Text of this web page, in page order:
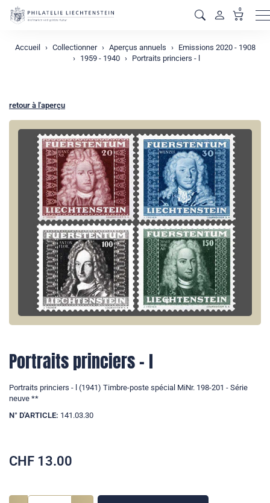
0
Accueil Collectionner Aperçus annuels
Emissions 2020 - 1908
1959 - 1940
Portraits princiers - l
retour à l'aperçu
Portraits princiers - l
Portraits princiers - l (1941) Timbre-poste spécial MiNr. 198-201 - Série
neuve **
N° D'ARTICLE: 141.03.30
CHF 13.00